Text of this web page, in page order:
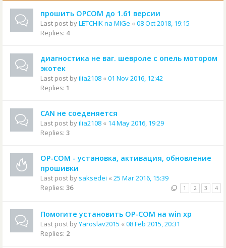
прошить OPCOM до 1.61 версии
Last post byLETCHIK na MIGe « 08 Oct 2018, 19:15
Replies: 4
диагностика не ваг. шевроле с опель мотором
экотек
Last post byilia2108 « 01 Nov 2016, 12:42
Replies: 1
CAN не соеденяется
Last post byilia2108 « 14 May 2016, 19:29
Replies: 3
OP-COM - установка, активация, обновление
прошивки
Last post by saksedei « 25 Mar 2016, 15:39
Replies: 36 1 2 3 4
Помогите установить OP-COM на win xp
Last post byYaroslav2015 « 08 Feb 2015, 20:31
Replies: 2